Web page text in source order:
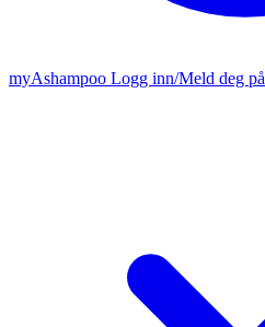
myAshampoo Logg inn/Meld deg på